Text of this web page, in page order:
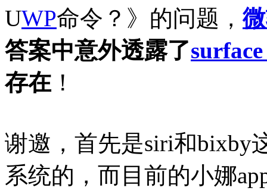
UWP命令？》的问题，
答案中意外透露了
存在！
谢邀，首先是siri和bixby
系统的，而目前的小娜